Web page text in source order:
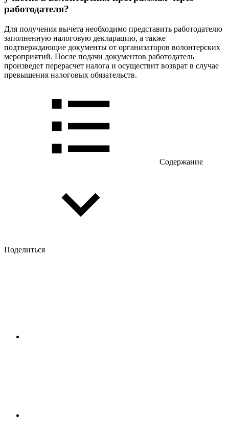
работодателя?
Для получения вычета необходимо представить работодателю
заполненную налоговую декларацию, а также
подтверждающие документы от организаторов волонтерских
мероприятий. После подачи документов работодатель
произведет перерасчет налога и осуществит возврат в случае
превышения налоговых обязательств.
Содержание
Поделиться